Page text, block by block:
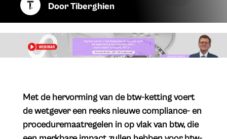
DoorTiberghien
Met de hervorming van de btw-ketting voert
de wetgever een reeks nieuwe compliance- en
proceduremaatregelen in op vlak van btw, die